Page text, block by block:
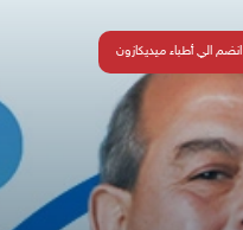
انضم الي أطباء ميديكازون